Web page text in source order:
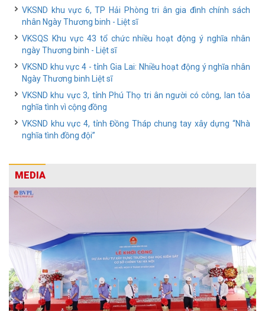
VKSND khu vực 6, TP Hải Phòng tri ân gia đình chính sách
nhân Ngày Thương binh - Liệt sĩ
VKSQS Khu vực 43 tổ chức nhiều hoạt động ý nghĩa nhân
ngày Thương binh - Liệt sĩ
VKSND khu vực 4 - tỉnh Gia Lai: Nhiều hoạt động ý nghĩa nhân
Ngày Thương binh Liệt sĩ
VKSND khu vực 3, tỉnh Phú Thọ tri ân người có công, lan tỏa
nghĩa tình vì cộng đồng
VKSND khu vực 4, tỉnh Đồng Tháp chung tay xây dựng “Nhà
nghĩa tình đồng đội”
MEDIA